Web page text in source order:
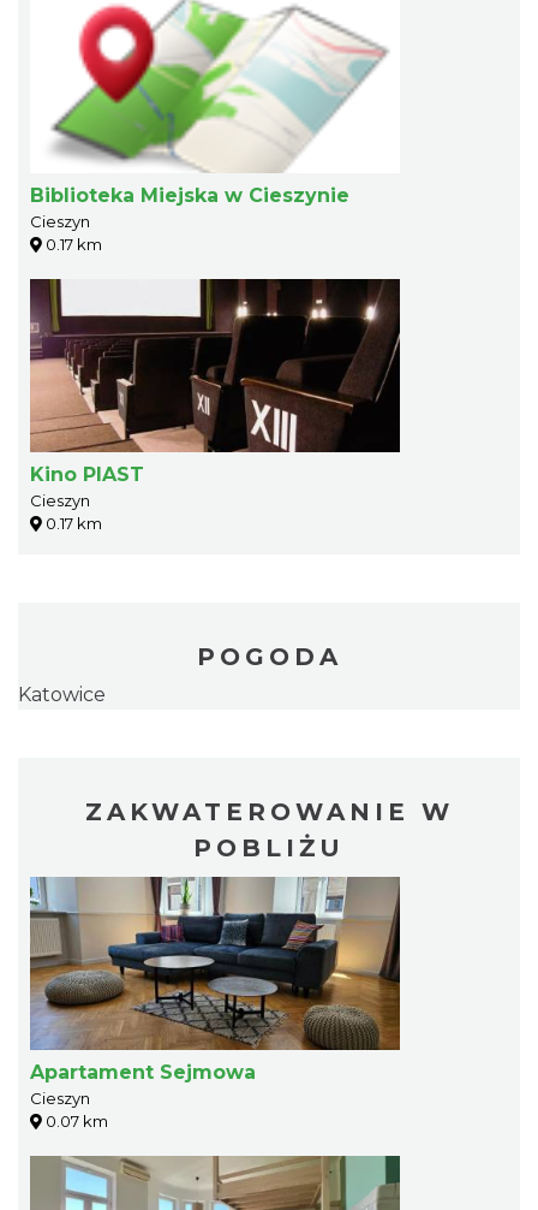
Biblioteka Miejska w Cieszynie
Cieszyn
0.17 km
Kino PIAST
Cieszyn
0.17 km
POGODA
Katowice
ZAKWATEROWANIE W
POBLIŻU
Apartament Sejmowa
Cieszyn
0.07 km